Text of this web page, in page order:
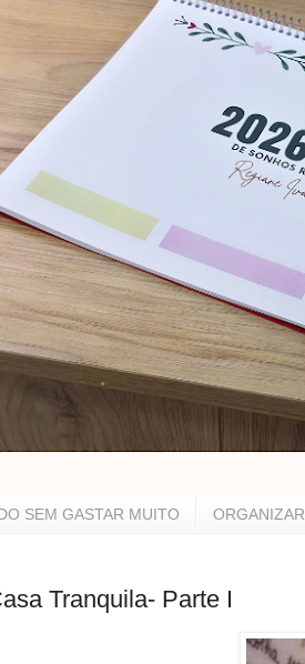
SEM GASTAR MUITO
Tranquila- Parte I